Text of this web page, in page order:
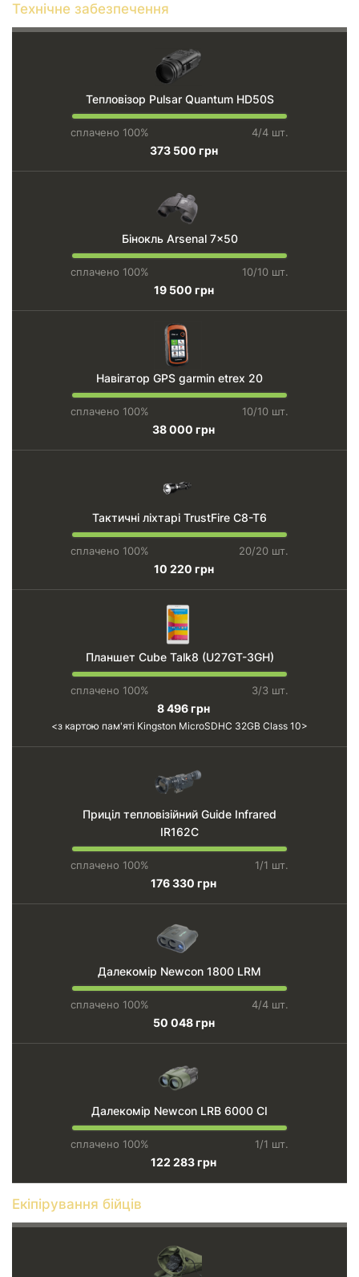
Технічне забезпечення
Тепловізор Pulsar Quantum HD50S
сплачено 100% 4/4 шт.
373 500 грн
Бінокль Arsenal 7x50
сплачено 100% 10/10 шт.
19 500 грн
Навігатор GPS garmin etrex 20
сплачено 100% 10/10 шт.
38 000 грн
Тактичні ліхтарі TrustFire C8-T6
сплачено 100% 20/20 шт.
10 220 грн
Планшет Cube Talk8 (U27GT-3GH)
сплачено 100% 3/3 шт.
8 496 грн
з картою пам'яті Kingston MicroSDHC 32GB Class 10
Приціл тепловізійний Guide Infrared
IR162С
сплачено 100% 1/1 шт.
176 330 грн
Далекомір Newcon 1800 LRM
сплачено 100% 4/4 шт.
50 048 грн
Далекомір Newcon LRB 6000 СI
сплачено 100% 1/1 шт.
122 283 грн
Екіпірування бійців